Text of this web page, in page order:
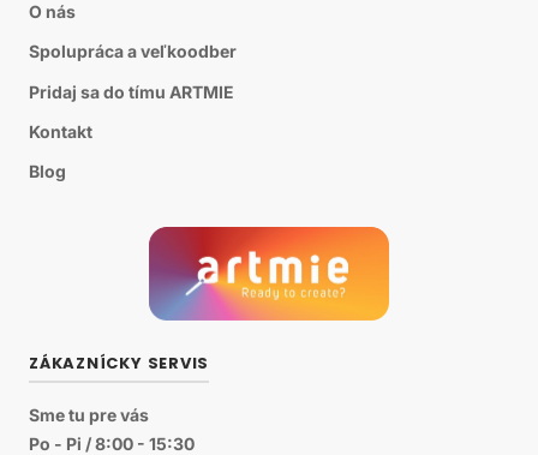
O nás
Spolupráca a veľkoodber
Pridaj sa do tímu ARTMIE
Kontakt
Blog
ZÁKAZNÍCKY SERVIS
Sme tu pre vás
Po - Pi / 8:00 - 15:30